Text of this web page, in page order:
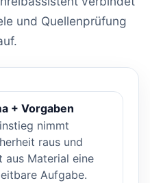
und Quellenprüfung
+ Vorgaben
nimmt
raus und
aus Material eine
Aufgabe.